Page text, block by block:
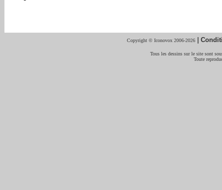
Copyright © Iconovox 2006-2026 |
Tous les dessins sur le site sont
Toute